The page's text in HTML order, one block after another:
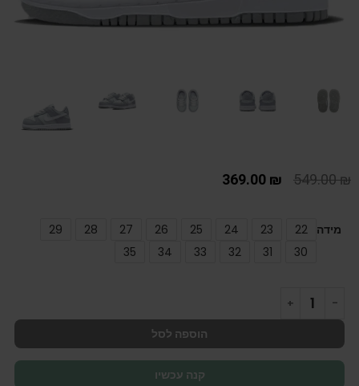
549.00₪
369.00 ₪
מידה 22
23
24
25
26
27
28
29
30
31
32
33
34
35
הוספה לסל
קנה עכשיו